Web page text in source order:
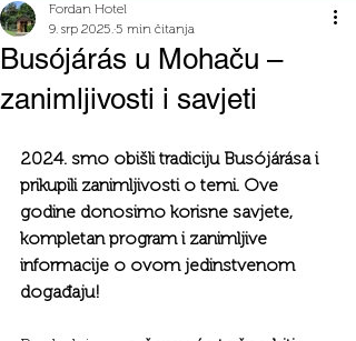
Busójárás u Mohaču –
zanimljivosti i savjeti
Fordan Hotel
9. srp 2025.5 min čitanja
2024. smo obišli tradiciju Busójárása i
prikupili zanimljivosti o temi. Ove
godine donosimo korisne savjete,
kompletan program i zanimljive
informacije o ovom jedinstvenom
događaju!